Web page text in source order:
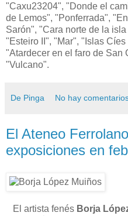
"Caxu23204", "Donde el
de Lemos", "Ponferrada",
Sarón", "Cara norte de la
"Esteiro II", "Mar", "Islas
"Atardecer en el faro de San
"Vulcano".
De Pinga No hay
El Ateneo
exposiciones en
El artista fenés Borja